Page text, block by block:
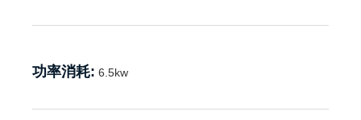
功率消耗: 6.5kw